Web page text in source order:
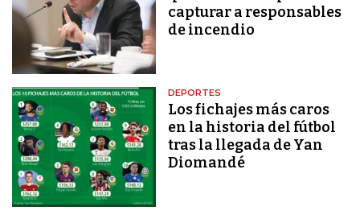
capturar a responsables
de incendio
DEPORTES
Los fichajes más caros
en la historia del fútbol
tras la llegada de Yan
Diomandé